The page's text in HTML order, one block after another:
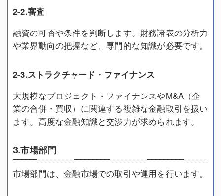
2-2.審査
融資の可否や条件を判断します。財務諸表の分析力
や業界動向の把握など、専門的な知識が必要です。
2-3.ストラクチャード・ファイナンス
大規模なプロジェクト・ファイナンスやM&A（企
業の合併・買収）に関連する複雑な金融取引を扱い
ます。高度な金融知識と交渉力が求められます。
3.市場部門
市場部門は、金融市場での取引や運用を行います。